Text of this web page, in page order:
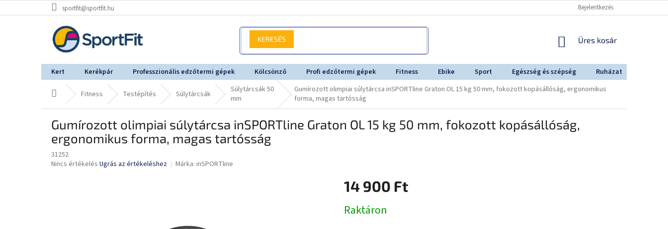
a
sportfit@sportfit.hu Bejelentkezés
KOSÁR
Üres kosár
Kert Kerékpár Professzionális edzőtermi gépek Kölcsönző Profi edzőtermi gépek Fitness Ebike Sport Egészség és szépség Ruházat
KezdőlapFitness Testépítés Súlytárcsák
Súlytárcsák 50
mm
Gumírozott olimpiai súlytárcsa inSPORTline Graton OL 15 kg 50 mm, fokozott kopásállóság, ergonomikus
forma, magas tartósság
Gumírozott olimpiai súlytárcsa inSPORTline Graton OL 15 kg 50 mm, fokozott kopásállóság,
ergonomikus forma, magas tartósság
31252
A
Nincs értékelés Ugrás az értékeléshez Márka: inSPORTline
14 900 Ft
Raktáron